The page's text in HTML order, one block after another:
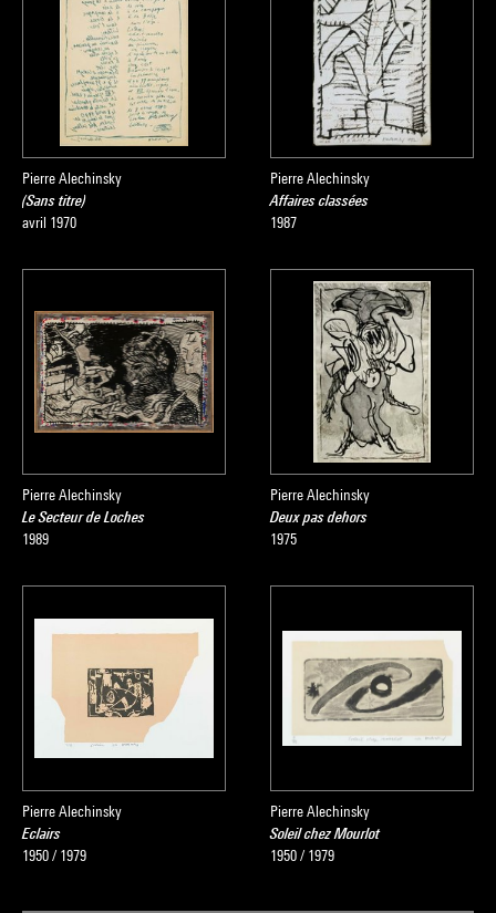
Pierre Alechinsky
(Sans titre)
avril 1970
Pierre Alechinsky
Affaires classées
1987
Pierre Alechinsky
Le Secteur de Loches
1989
Pierre Alechinsky
Deux pas dehors
1975
Pierre Alechinsky
Eclairs
1950 / 1979
Pierre Alechinsky
Soleil chez Mourlot
1950 / 1979